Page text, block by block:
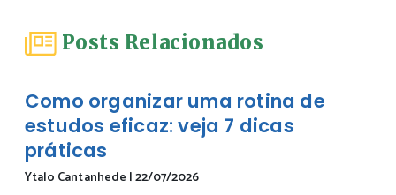
Posts Relacionados
Como organizar uma rotina de
estudos eficaz: veja 7 dicas
práticas
Ytalo Cantanhede |22/07/2026